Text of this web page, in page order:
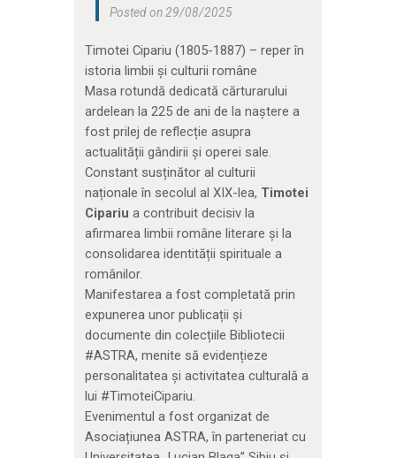
Posted on 29/08/2025
Timotei Cipariu (1805-1887) – reper în
istoria limbii și culturii române
Masa rotundă dedicată cărturarului
ardelean la 225 de ani de la naștere a
fost prilej de reflecție asupra
actualității gândirii și operei sale.
Constant susținător al culturii
naționale în secolul al XIX-lea, Timotei
Cipariu a contribuit decisiv la
afirmarea limbii române literare și la
consolidarea identității spirituale a
românilor.
Manifestarea a fost completată prin
expunerea unor publicații și
documente din colecțiile Bibliotecii
#ASTRA, menite să evidențieze
personalitatea și activitatea culturală a
lui #TimoteiCipariu.
Evenimentul a fost organizat de
Asociațiunea ASTRA, în parteneriat cu